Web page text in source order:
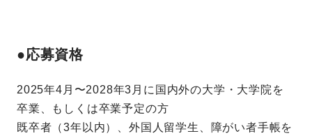
●応募資格
2025年4月〜2028年3月に国内外の大学・大学院を
卒業、もしくは卒業予定の方
既卒者（3年以内）、外国人留学生、障がい者手帳を